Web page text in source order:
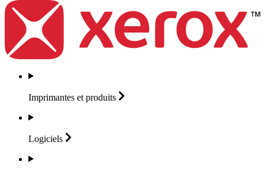
Imprimantes et produits
Logiciels